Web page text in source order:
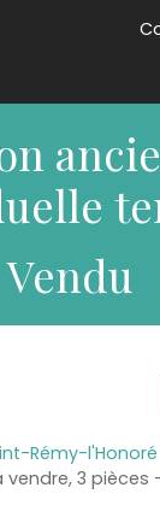
Vendu
Rémy-
vendre, 3 pièces